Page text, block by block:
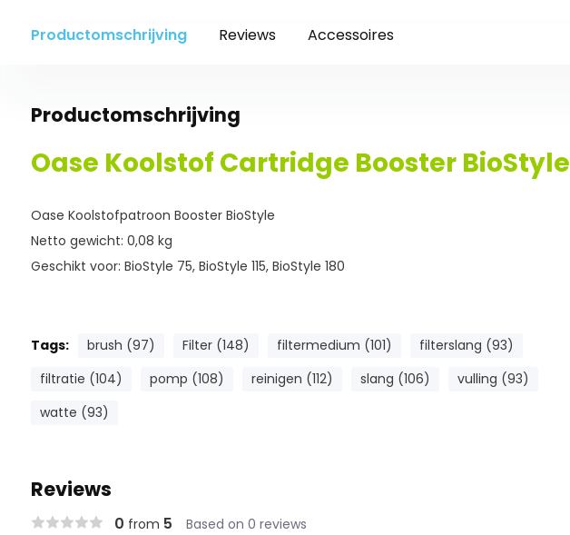
Productomschrijving Reviews Accessoires
Productomschrijving
Oase Koolstof Cartridge Booster BioStyle
Oase Koolstofpatroon Booster BioStyle
Netto gewicht: 0,08 kg
Geschikt voor: BioStyle 75, BioStyle 115, BioStyle 180
Tags: brush (97) Filter (148) filtermedium (101)
filterslang (93)
filtratie (104)
pomp (108) reinigen (112) slang (106)
vulling (93)
watte (93)
Reviews
0 from 5 Based on 0 reviews